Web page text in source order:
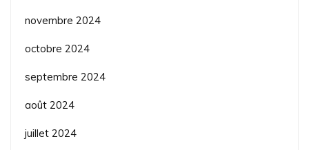
novembre 2024
octobre 2024
septembre 2024
août 2024
juillet 2024